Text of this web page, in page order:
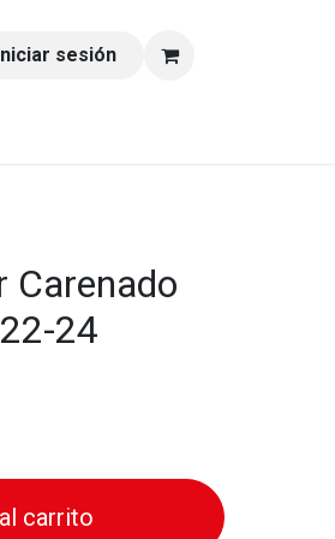
sesión
Carenado
24
carrito